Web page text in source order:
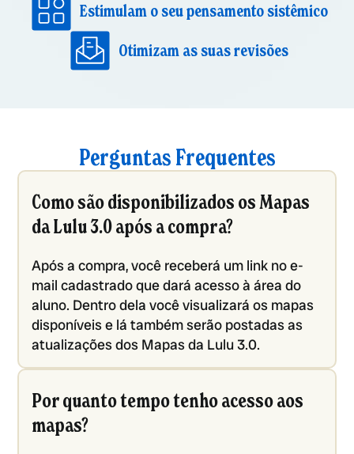
Estimulam o seu pensamento sistêmico
Otimizam as suas revisões
Perguntas Frequentes
Como são disponibilizados os Mapas
da Lulu 3.0 após a compra?
Após a compra, você receberá um link no e-
mail cadastrado que dará acesso à área do
aluno. Dentro dela você visualizará os mapas
disponíveis e lá também serão postadas as
atualizações dos Mapas da Lulu 3.0.
Por quanto tempo tenho acesso aos
mapas?